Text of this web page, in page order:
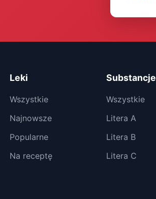
Leki
Wszystkie
Najnowsze
Popularne
Na receptę
Substancje
Wszystkie
Litera A
Litera B
Litera C